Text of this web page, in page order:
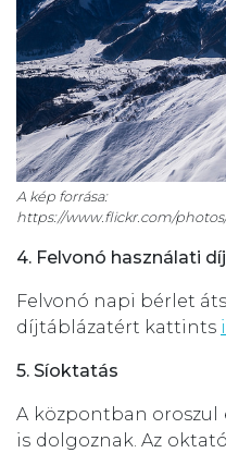
A kép forrása:
https://www.flickr.com/
4. Felvonó használati díj
Felvonó napi bérlet
díjtáblázatért kattints
5. Síoktatás
A központban oroszul
is dolgoznak. Az